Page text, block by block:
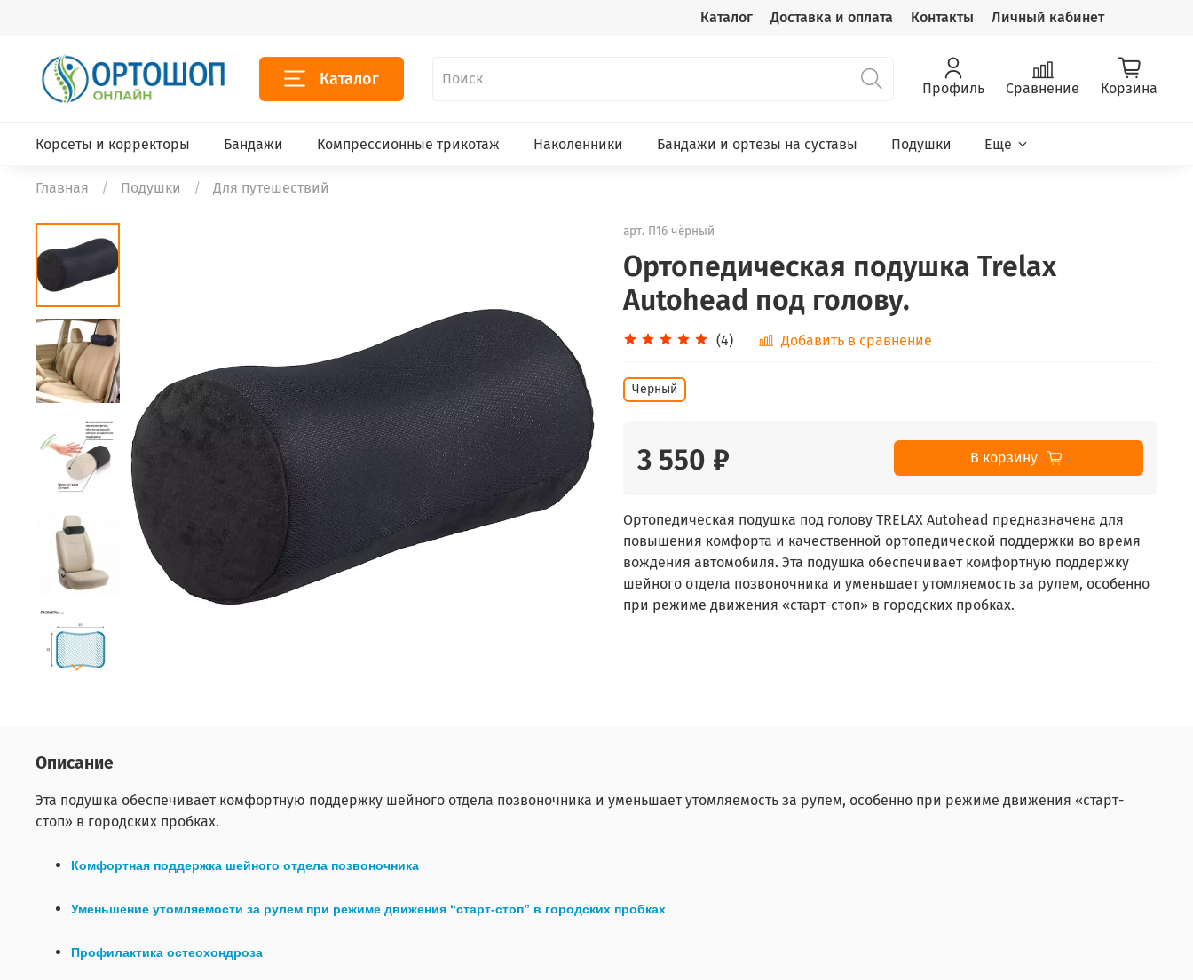
Каталог Доставка и оплата Контакты Личный кабинет
Каталог Профиль Сравнение Корзина
Корсеты и корректоры Бандажи Компрессионные трикотаж Наколенники Бандажи и ортезы на суставы Подушки Еще
Главная Подушки Для путешествий
арт. П16 чёрный
Ортопедическая подушка Trelax
Autohead под голову.
(4) Добавить в сравнение
Черный
3 550 ₽ В корзину
Ортопедическая подушка под голову TRELAX Autohead предназначена для
повышения комфорта и качественной ортопедической поддержки во время
вождения автомобиля. Эта подушка обеспечивает комфортную поддержку
шейного отдела позвоночника и уменьшает утомляемость за рулем, особенно
при режиме движения «старт-стоп» в городских пробках.
Описание
Эта подушка обеспечивает комфортную поддержку шейного отдела позвоночника и уменьшает утомляемость за рулем, особенно при режиме движения «старт-
стоп» в городских пробках.
Комфортная поддержка шейного отдела позвоночника
Уменьшение утомляемости за рулем при режиме движения “старт-стоп” в городских пробках
Профилактика остеохондроза